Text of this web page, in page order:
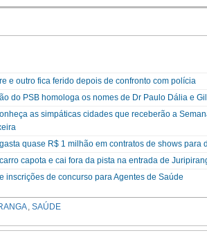
e outro fica ferido depois de confronto com polícia
do PSB homologa os nomes de Dr Paulo Dália e
as simpáticas cidades que receberão a
quase R$ 1 milhão em contratos de shows para
capota e cai fora da pista na entrada de
inscrições de concurso para Agentes de Saúde
, SAÚDE